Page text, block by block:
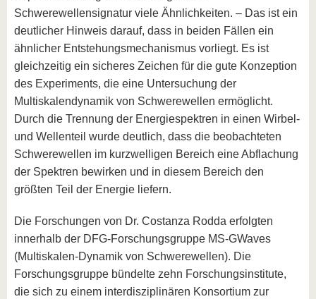
Schwerewellensignatur viele Ähnlichkeiten. – Das ist ein
deutlicher Hinweis darauf, dass in beiden Fällen ein
ähnlicher Entstehungsmechanismus vorliegt. Es ist
gleichzeitig ein sicheres Zeichen für die gute Konzeption
des Experiments, die eine Untersuchung der
Multiskalendynamik von Schwerewellen ermöglicht.
Durch die Trennung der Energiespektren in einen Wirbel-
und Wellenteil wurde deutlich, dass die beobachteten
Schwerewellen im kurzwelligen Bereich eine Abflachung
der Spektren bewirken und in diesem Bereich den
größten Teil der Energie liefern.
Die Forschungen von Dr. Costanza Rodda erfolgten
innerhalb der DFG-Forschungsgruppe MS-GWaves
(Multiskalen-Dynamik von Schwerewellen). Die
Forschungsgruppe bündelte zehn Forschungsinstitute,
die sich zu einem interdisziplinären Konsortium zur